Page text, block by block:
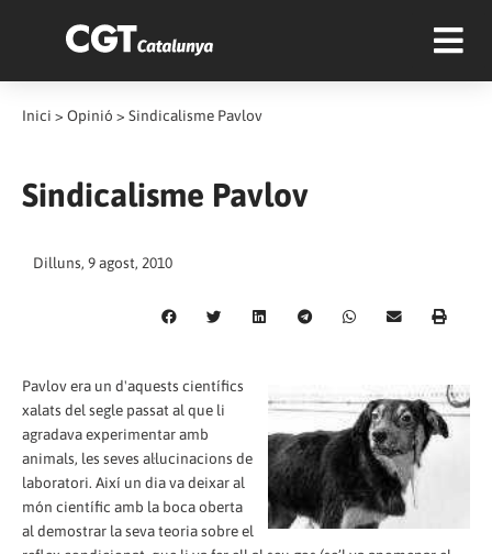
Inici > Opinió > Sindicalisme Pavlov
Sindicalisme Pavlov
Dilluns, 9 agost, 2010
Pavlov era un d'aquests científics
xalats del segle passat al que li
agradava experimentar amb
animals, les seves al·lucinacions de
laboratori. Així un dia va deixar al
món científic amb la boca oberta
al demostrar la seva teoria sobre el